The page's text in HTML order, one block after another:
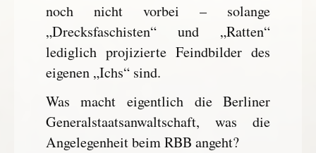
noch nicht vorbei – solange
„Drecksfaschisten“ und „Ratten“
lediglich projizierte Feindbilder des
eigenen „Ichs“ sind.
Was macht eigentlich die Berliner
Generalstaatsanwaltschaft, was die
Angelegenheit beim RBB angeht?